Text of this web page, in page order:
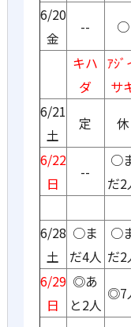
6/20
金
-- ○
キハ
ダ
ｱｼﾞ
サ
6/21
土
定 休
6/22
日
--
○
だ2
6/28
土
○ま
だ4人
○
だ2
6/29
日
◎あ
と2人
◎7